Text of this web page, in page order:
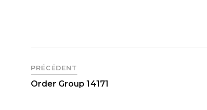
PRÉCÉDENT
Order Group 14171